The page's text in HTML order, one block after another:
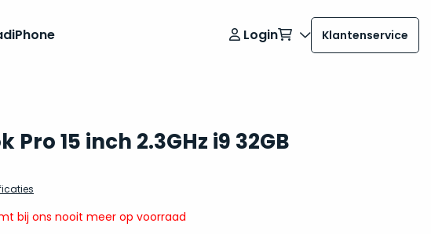
iPhone Login Klantenservice
Pro 15 inch 2.3GHz i9 32GB
bij ons nooit meer op voorraad